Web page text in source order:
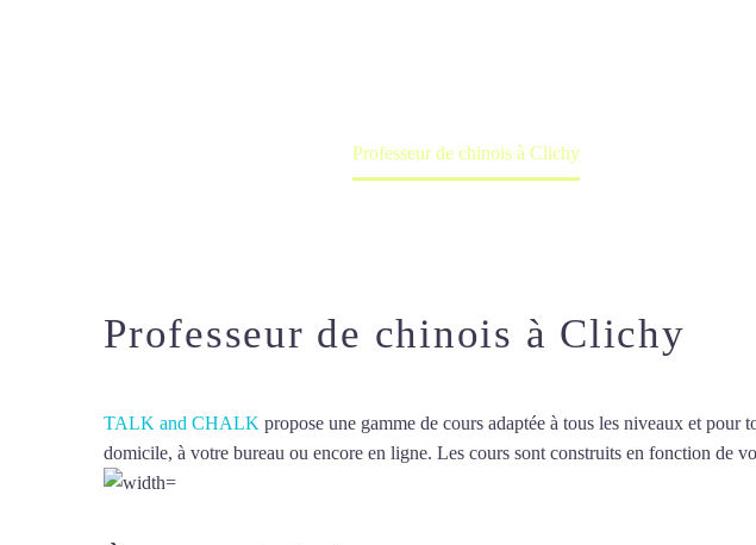
Professeur de chinois à Clichy
Professeur de chinois à Clichy
TALK and CHALK propose une gamme de cours adaptée à tous les niveaux et
domicile, à votre bureau ou encore en ligne. Les cours sont construits en fonction de